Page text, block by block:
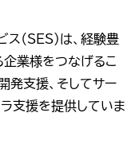
（SES）は、経験豊
業様をつなげるこ
発支援、そしてサー
ラ支援を提供していま